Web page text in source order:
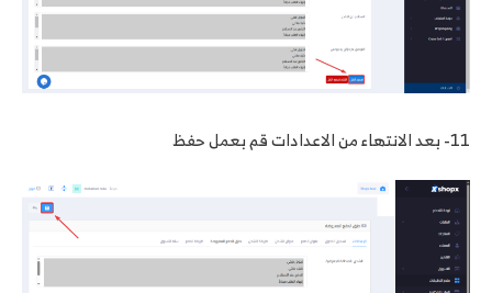
11- بعد الانتهاء من الاعدادات قم بعمل حفظ